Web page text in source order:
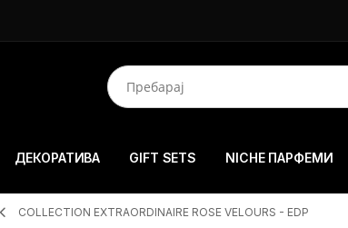
ДЕКОРАТИВА GIFT SETS NICHE ПАРФЕМИ
COLLECTION EXTRAORDINAIRE ROSE VELOURS - EDP